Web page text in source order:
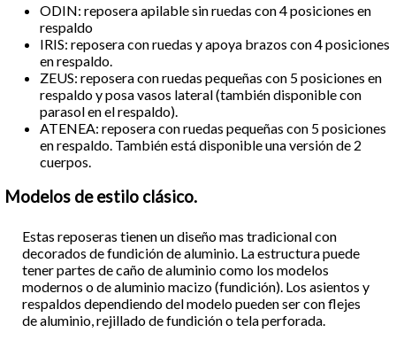
ODIN: reposera apilable sin ruedas con 4 posiciones en
respaldo
IRIS: reposera con ruedas y apoya brazos con 4 posiciones
en respaldo.
ZEUS: reposera con ruedas pequeñas con 5 posiciones en
respaldo y posa vasos lateral (también disponible con
parasol en el respaldo).
ATENEA: reposera con ruedas pequeñas con 5 posiciones
en respaldo. También está disponible una versión de 2
cuerpos.
Modelos de estilo clásico.
Estas reposeras tienen un diseño mas tradicional con
decorados de fundición de aluminio. La estructura puede
tener partes de caño de aluminio como los modelos
modernos o de aluminio macizo (fundición). Los asientos y
respaldos dependiendo del modelo pueden ser con flejes
de aluminio, rejillado de fundición o tela perforada.